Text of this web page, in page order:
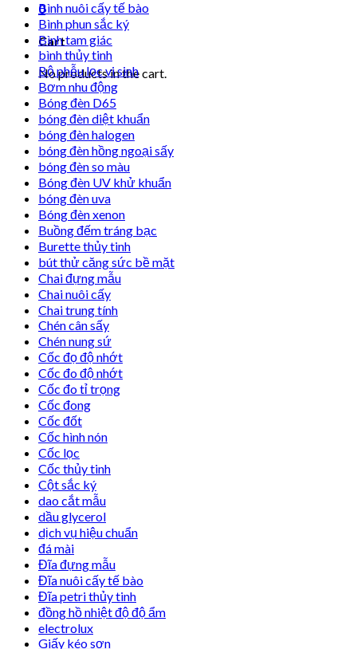
0
Cart
No products in the cart.
Bình nuôi cấy tế bào
Bình phun sắc ký
Bình tam giác
bình thủy tinh
Bộ phễu lọc vi sinh
Bơm nhu động
Bóng đèn D65
bóng đèn diệt khuẩn
bóng đèn halogen
bóng đèn hồng ngoại sấy
bóng đèn so màu
Bóng đèn UV khử khuẩn
bóng đèn uva
Bóng đèn xenon
Buồng đếm tráng bạc
Burette thủy tinh
bút thử căng sức bề mặt
Chai đựng mẫu
Chai nuôi cấy
Chai trung tính
Chén cân sấy
Chén nung sứ
Cốc đọ độ nhớt
Cốc đo độ nhớt
Cốc đo tỉ trọng
Cốc đong
Cốc đốt
Cốc hình nón
Cốc lọc
Cốc thủy tinh
Cột sắc ký
dao cắt mẫu
dầu glycerol
dịch vụ hiệu chuẩn
đá mài
Đĩa đựng mẫu
Đĩa nuôi cấy tế bào
Đĩa petri thủy tinh
đồng hồ nhiệt độ độ ẩm
electrolux
Giấy kéo sơn